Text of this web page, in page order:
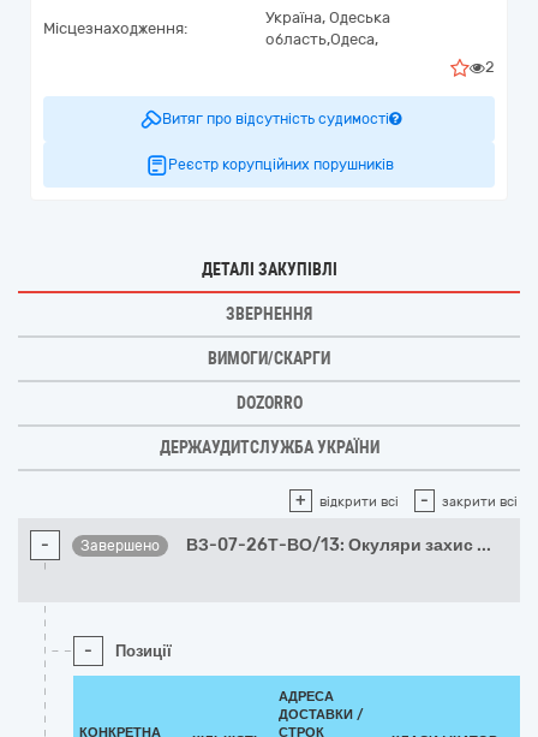
Місцезнаходження:
Україна, Одеська
область,Одеса,
2
Витяг про відсутність судимості
Реєстр корупційних порушників
ДЕТАЛІ ЗАКУПІВЛІ
ЗВЕРНЕННЯ
ВИМОГИ/СКАРГИ
DOZORRO
ДЕРЖАУДИТСЛУЖБА УКРАЇНИ
+ відкрити всі - закрити всі
- Завершено ВЗ-07-26Т-ВО/13: Окуляри захис ...
- Позиції
КОНКРЕТНА
АДРЕСА
ДОСТАВКИ /
СТРОК